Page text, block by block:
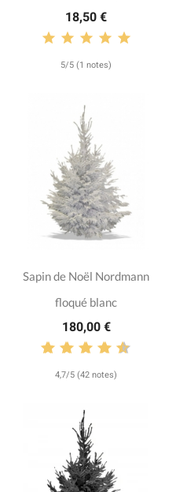
18,50 €
5/5 (1 notes)
Sapin de Noël Nordmann
floqué blanc
180,00 €
4,7/5 (42 notes)